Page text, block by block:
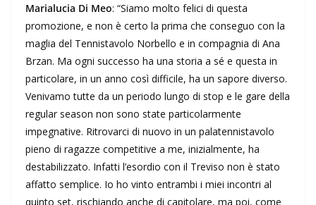
Marialucia Di Meo: “Siamo molto felici di questa
promozione, e non è certo la prima che conseguo con la
maglia del Tennistavolo Norbello e in compagnia di Ana
Brzan. Ma ogni successo ha una storia a sé e questa in
particolare, in un anno così difficile, ha un sapore diverso.
Venivamo tutte da un periodo lungo di stop e le gare della
regular season non sono state particolarmente
impegnative. Ritrovarci di nuovo in un palatennistavolo
pieno di ragazze competitive a me, inizialmente, ha
destabilizzato. Infatti l’esordio con il Treviso non è stato
affatto semplice. Io ho vinto entrambi i miei incontri al
quinto set, rischiando anche di capitolare, ma poi, come